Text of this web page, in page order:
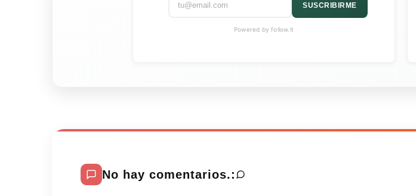
SUSCRIBIRME
Powered by follow.it
No hay comentarios.: